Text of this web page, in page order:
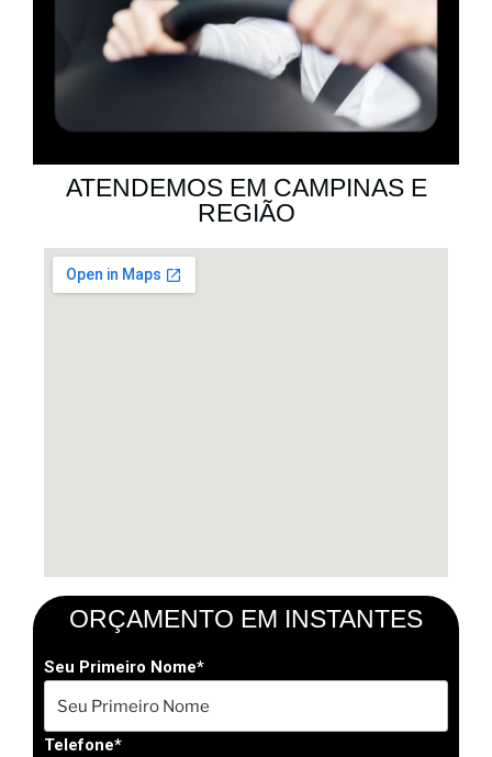
ATENDEMOS EM CAMPINAS E
REGIÃO
ORÇAMENTO EM INSTANTES
Seu Primeiro Nome*
Telefone*